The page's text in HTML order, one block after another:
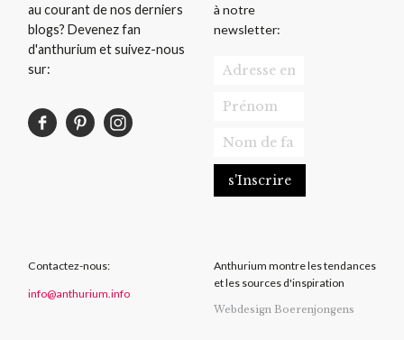
au courant de nos derniers
blogs? Devenez fan
d'anthurium et suivez-nous
sur:
à notre
newsletter:
Contactez-nous:
info@anthurium.info
Anthurium montre les tendances
et les sources d'inspiration
Webdesign Boerenjongens